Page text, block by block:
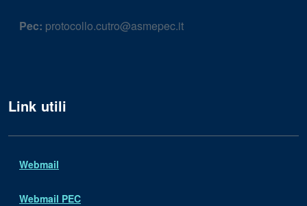
Pec: protocollo.cutro@asmepec.it
Link utili
Webmail
Webmail PEC